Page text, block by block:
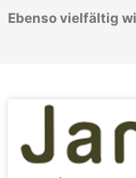
Ebenso vielfältig